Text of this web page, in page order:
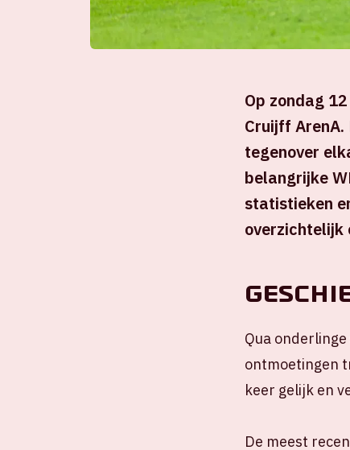
Op zondag
Cruijff
tegenover
belangrijke
statistieken
overzichtelijk
Qua
ontmoetingen
keer gelijk en
De meest